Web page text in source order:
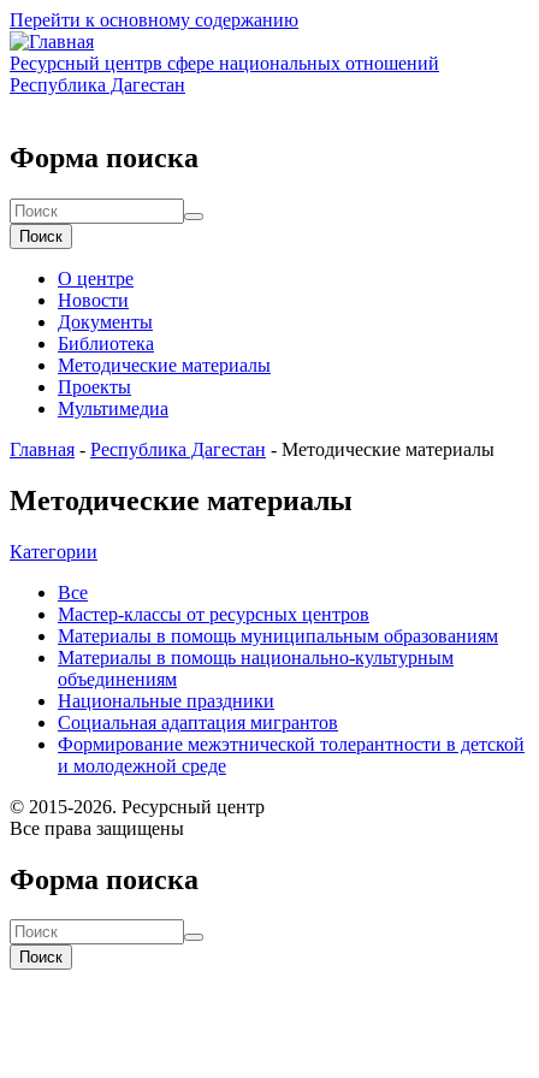
Перейти к основному содержанию
Ресурсный центрв сфере национальных отношений
Республика Дагестан
Форма поиска
Поиск
О центре
Новости
Документы
Библиотека
Методические материалы
Проекты
Мультимедиа
Главная - Республика Дагестан - Методические материалы
Методические материалы
Категории
Все
Мастер-классы от ресурсных центров
Материалы в помощь муниципальным образованиям
Материалы в помощь национально-культурным
объединениям
Национальные праздники
Социальная адаптация мигрантов
Формирование межэтнической толерантности в детской
и молодежной среде
© 2015-2026. Ресурсный центр
Все права защищены
Форма поиска
Поиск